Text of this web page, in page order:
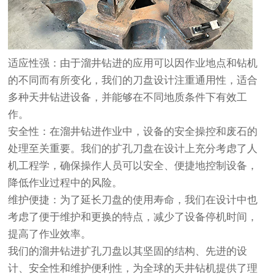
适应性强：由于溜井钻进的应用可以因作业地点和钻机
的不同而有所变化，我们的刀盘设计注重通用性，适合
多种天井钻进设备，并能够在不同地质条件下有效工
作。
安全性：在溜井钻进作业中，设备的安全操控和废石的
处理至关重要。我们的扩孔刀盘在设计上充分考虑了人
机工程学，确保操作人员可以安全、便捷地控制设备，
降低作业过程中的风险。
维护便捷：为了延长刀盘的使用寿命，我们在设计中也
考虑了便于维护和更换的特点，减少了设备停机时间，
提高了作业效率。
我们的溜井钻进扩孔刀盘以其坚固的结构、先进的设
计、安全性和维护便利性，为全球的天井钻机提供了理